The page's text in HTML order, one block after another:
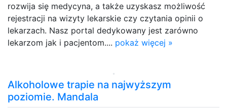
rozwija się medycyna, a także uzyskasz możliwość
rejestracji na wizyty lekarskie czy czytania opinii o
lekarzach. Nasz portal dedykowany jest zarówno
lekarzom jak i pacjentom.... pokaż więcej »
Alkoholowe trapie na najwyższym
poziomie. Mandala